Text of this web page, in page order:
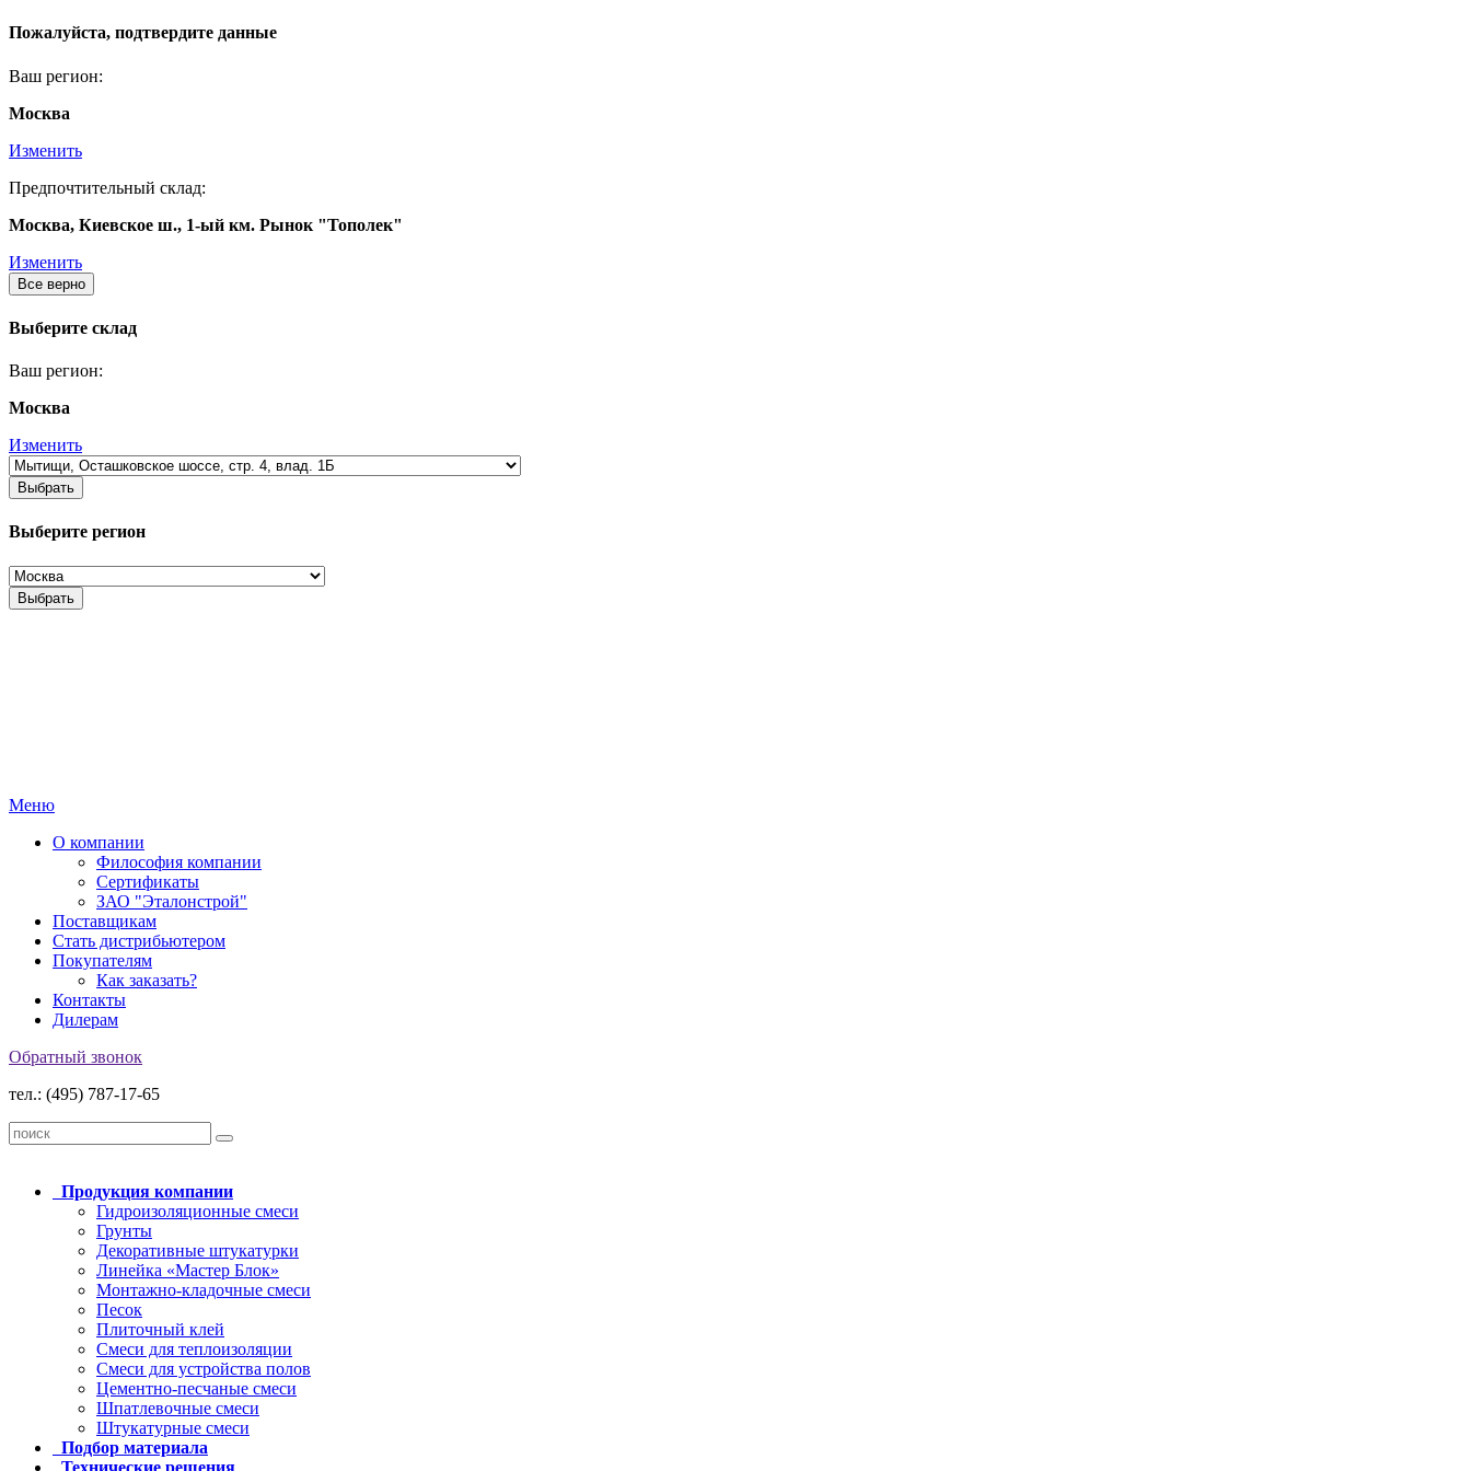
Пожалуйста, подтвердите данные
Ваш регион:
Москва
Изменить
Предпочтительный склад:
Москва, Киевское ш., 1-ый км. Рынок "Тополек"
Изменить
Все верно
Выберите склад
Ваш регион:
Москва
Изменить
Выбрать
Выберите регион
Выбрать
Меню
О компании
Философия компании
Сертификаты
ЗАО "Эталонстрой"
Поставщикам
Стать дистрибьютером
Покупателям
Как заказать?
Контакты
Дилерам
Обратный звонок
тел.: (495) 787-17-65
Продукция компании
Гидроизоляционные смеси
Грунты
Декоративные штукатурки
Линейка «Мастер Блок»
Монтажно-кладочные смеси
Песок
Плиточный клей
Смеси для теплоизоляции
Смеси для устройства полов
Цементно-песчаные смеси
Шпатлевочные смеси
Штукатурные смеси
Подбор материала
Технические решения